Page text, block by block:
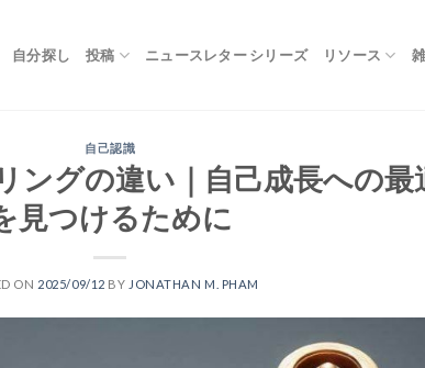
自分探し 投稿 ニュースレター シリーズ リソース
自己認識
ングの違い｜自己成長への最
見つけるために
ON 2025/09/12 BY JONATHAN M. PHAM